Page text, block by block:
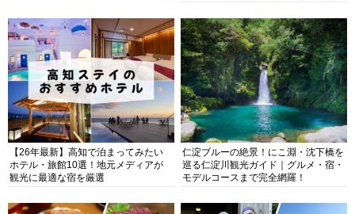
【26年最新】高知で泊まってみたい
ホテル・旅館10選！地元メディアが
観光に最適な宿を厳選
仁淀ブルーの絶景！にこ淵・沈下橋を
巡る仁淀川観光ガイド｜グルメ・宿・
モデルコースまで完全網羅！